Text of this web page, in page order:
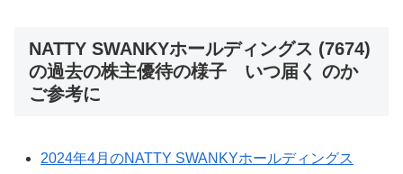
NATTY SWANKYホールディングス (7674)
の過去の株主優待の様子 いつ届く のか
ご参考に
2024年4月のNATTY SWANKYホールディングス